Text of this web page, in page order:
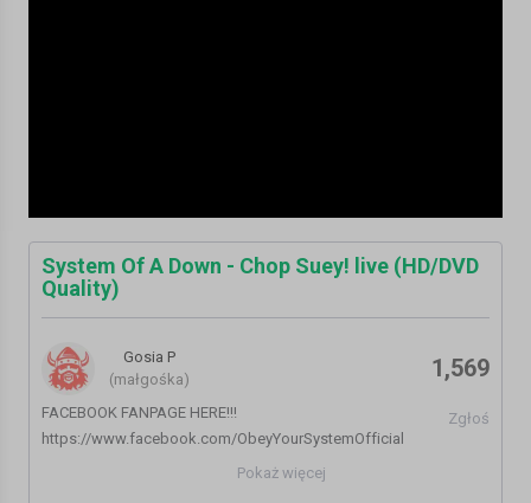
System Of A Down - Chop Suey! live (HD/DVD
Quality)
Gosia P
(małgośka)
1,569
Zgłoś
FACEBOOK FANPAGE HERE!!!
https://www.facebook.com/ObeyYourSystemOfficial
Pokaż więcej